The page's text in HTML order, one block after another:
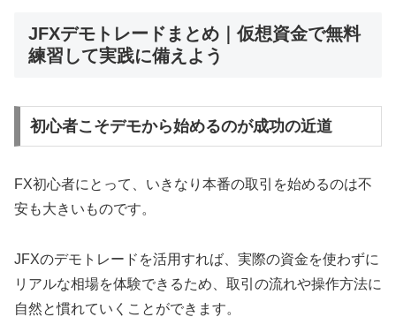
JFXデモトレードまとめ｜仮想資金で無料
練習して実践に備えよう
初心者こそデモから始めるのが成功の近道
FX初心者にとって、いきなり本番の取引を始めるのは不
安も大きいものです。
JFXのデモトレードを活用すれば、実際の資金を使わずに
リアルな相場を体験できるため、取引の流れや操作方法に
自然と慣れていくことができます。